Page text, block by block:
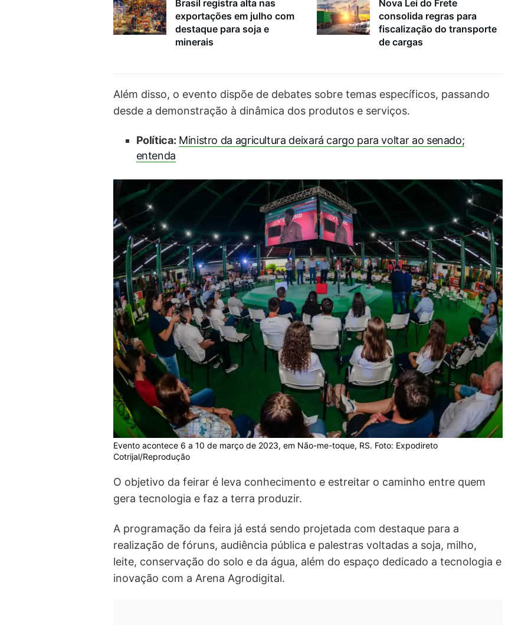
Brasil registra alta nas
exportações em julho com
destaque para soja e
minerais
Nova Lei do Frete
consolida regras para
fiscalização do transporte
de cargas
Além disso, o evento dispõe de debates sobre temas específicos, passando
desde a demonstração à dinâmica dos produtos e serviços.
Política: Ministro da agricultura deixará cargo para voltar ao senado;
entenda
Evento acontece 6 a 10 de março de 2023, em Não-me-toque, RS. Foto: Expodireto
Cotrijal/Reprodução
O objetivo da feirar é leva conhecimento e estreitar o caminho entre quem
gera tecnologia e faz a terra produzir.
A programação da feira já está sendo projetada com destaque para a
realização de fóruns, audiência pública e palestras voltadas a soja, milho,
leite, conservação do solo e da água, além do espaço dedicado a tecnologia e
inovação com a Arena Agrodigital.